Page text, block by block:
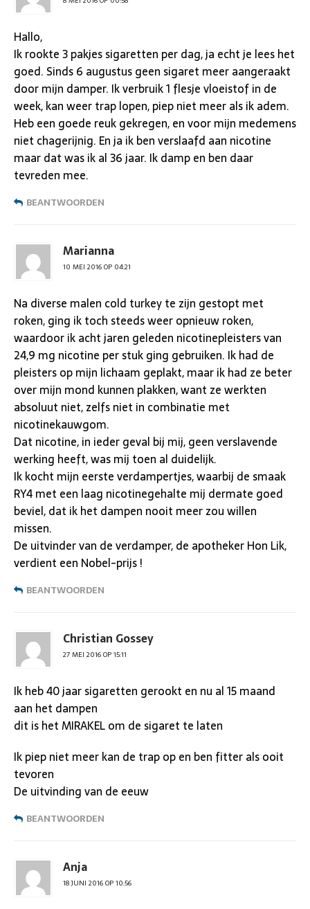
Hallo,
Ik rookte 3 pakjes sigaretten per dag, ja echt je lees het
goed. Sinds 6 augustus geen sigaret meer aangeraakt
door mijn damper. Ik verbruik 1 flesje vloeistof in de
week, kan weer trap lopen, piep niet meer als ik adem.
Heb een goede reuk gekregen, en voor mijn medemens
niet chagerijnig. En ja ik ben verslaafd aan nicotine
maar dat was ik al 36 jaar. Ik damp en ben daar
tevreden mee.
BEANTWOORDEN
Marianna
10 MEI 2016 OP 04:21
Na diverse malen cold turkey te zijn gestopt met
roken, ging ik toch steeds weer opnieuw roken,
waardoor ik acht jaren geleden nicotinepleisters van
24,9 mg nicotine per stuk ging gebruiken. Ik had de
pleisters op mijn lichaam geplakt, maar ik had ze beter
over mijn mond kunnen plakken, want ze werkten
absoluut niet, zelfs niet in combinatie met
nicotinekauwgom.
Dat nicotine, in ieder geval bij mij, geen verslavende
werking heeft, was mij toen al duidelijk.
Ik kocht mijn eerste verdampertjes, waarbij de smaak
RY4 met een laag nicotinegehalte mij dermate goed
beviel, dat ik het dampen nooit meer zou willen
missen.
De uitvinder van de verdamper, de apotheker Hon Lik,
verdient een Nobel-prijs !
BEANTWOORDEN
Christian Gossey
27 MEI 2016 OP 15:11
Ik heb 40 jaar sigaretten gerookt en nu al 15 maand
aan het dampen
dit is het MIRAKEL om de sigaret te laten
Ik piep niet meer kan de trap op en ben fitter als ooit
tevoren
De uitvinding van de eeuw
BEANTWOORDEN
Anja
18 JUNI 2016 OP 10:56